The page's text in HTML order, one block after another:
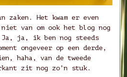
zaken. Het kwam er even
van om ook het blog nog
ja, ik ben nog steeds
ongeveer op een derde,
haha, van de tweede
zit nog zo’n stuk.